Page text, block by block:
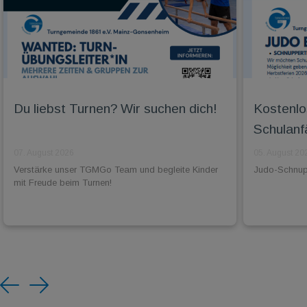
Du liebst Turnen? Wir suchen dich!
Verstärke unser TGMGo Team und begleite Kinder
mit Freude beim Turnen!
Judo-
Previous
Next